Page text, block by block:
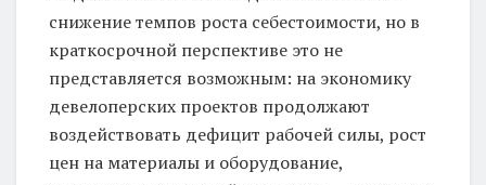
снижение темпов роста себестоимости, но в
краткосрочной перспективе это не
представляется возможным: на экономику
девелоперских проектов продолжают
воздействовать дефицит рабочей силы, рост
цен на материалы и оборудование,